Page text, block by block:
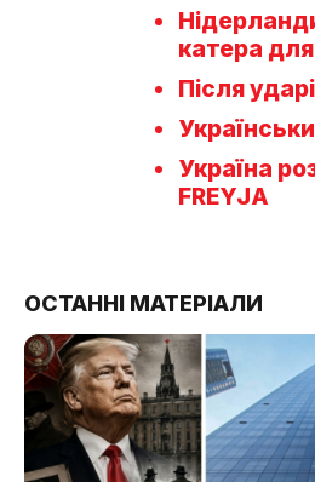
катера
Після
Україна
FREYJA
ОСТАННІ МАТЕРІАЛИ